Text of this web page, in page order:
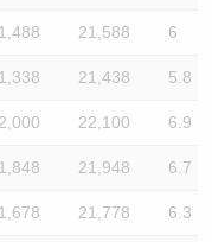
21,588 6
21,438 5.8
22,100 6.9
21,948 6.7
21,778 6.3